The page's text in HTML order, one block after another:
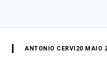
ANTONIO CERVI 20 MAIO